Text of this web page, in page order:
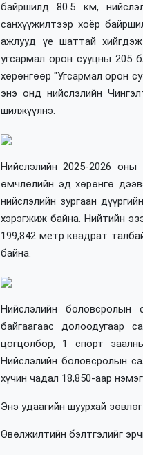
байршилд 80.5 км,
санхүүжилтээр хоёр
ажлууд үе шаттай хийгдэж
угсармал орон сууцны 205
хөрөнгөөр "Угсармал орон
энэ онд нийслэлийн
шилжүүлнэ.
Нийслэлийн 2025-2026
өмчлөлийн эд хөрөнгө
нийслэлийн зургаан
хэрэгжиж байна. Нийтийн
199,842 метр квадрат
байна.
Нийслэлийн
байгаагаас долоодугаар
цогцолбор, 1 спорт
Нийслэлийн боловсролын
хүчин чадал 18,850-аар
Энэ удаагийн шуурхай
Өвөлжилтийн бэлтгэлийг